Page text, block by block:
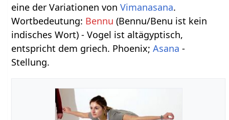
eine der Variationen vonVimanasana.
Wortbedeutung: Bennu (Bennu/Benu ist kein
indisches Wort) - Vogel ist altägyptisch,
entspricht dem griech. Phoenix;Asana -
Stellung.